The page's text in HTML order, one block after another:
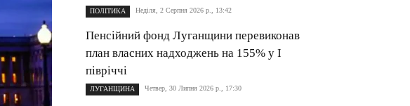
ПОЛІТИКА Неділя, 2 Серпня 2026 р., 13:42
Пенсійний фонд Луганщини перевиконав
план власних надходжень на 155% у І
півріччі
ЛУГАНЩИНА Четвер, 30 Липня 2026 р., 17:30